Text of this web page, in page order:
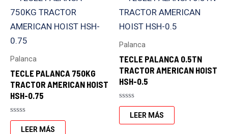
Palanca
TECLE PALANCA 750KG
TRACTOR AMERICAN HOIST
HSH-0.75
Valorado
conLEER MÁS
Palanca
TECLE PALANCA 0.5TN
TRACTOR AMERICAN HOIST
HSH-0.5
Valorado
con
de
LEER MÁS